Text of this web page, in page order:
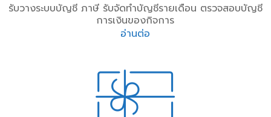
รับวางระบบบัญชี ภาษี รับจัดทำบัญชีรายเดือน ตรวจสอบบัญชี
การเงินของกิจการ
อ่านต่อ